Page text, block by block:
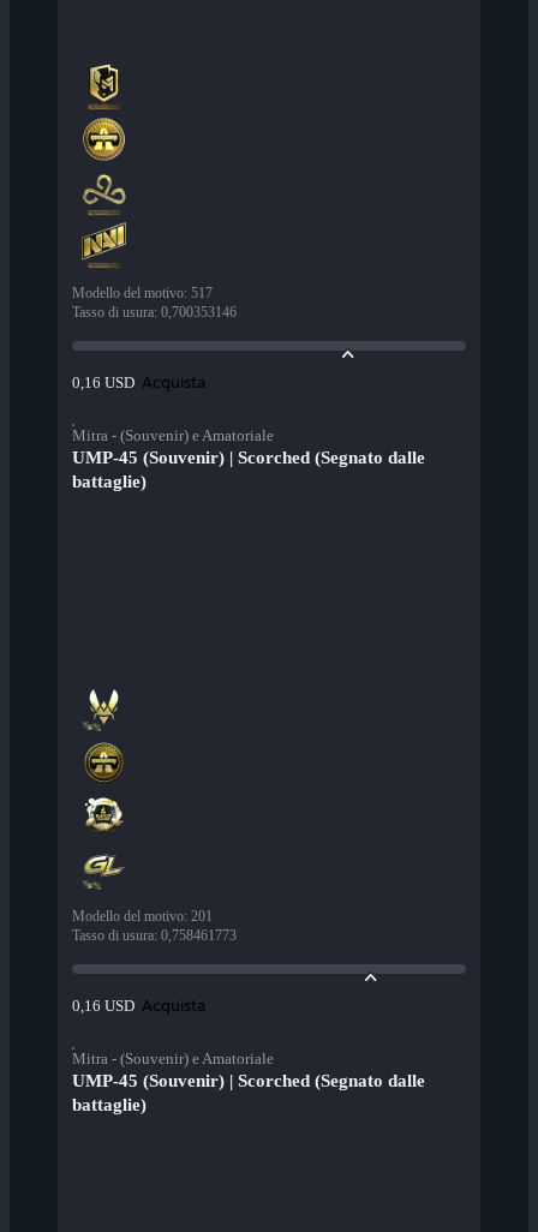
Modello del motivo: 517
Tasso di usura: 0,700353146
0,16 USD Acquista
Mitra - (Souvenir) e Amatoriale
UMP-45 (Souvenir) | Scorched (Segnato dalle
battaglie)
Modello del motivo: 201
Tasso di usura: 0,758461773
0,16 USD Acquista
Mitra - (Souvenir) e Amatoriale
UMP-45 (Souvenir) | Scorched (Segnato dalle
battaglie)